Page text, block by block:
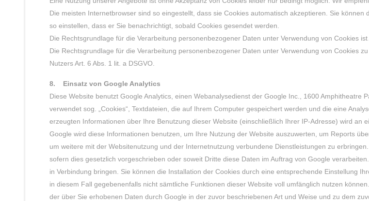
Die meisten Internetbrowser sind so eingestellt, dass sie Cookies automatisch akzeptieren. Sie
so einstellen, dass er Sie benachrichtigt, sobald Cookies gesendet werden.
Die Rechtsgrundlage für die Verarbeitung personenbezogener Daten unter Verwendung von Cookies ist
Die Rechtsgrundlage für die Verarbeitung personenbezogener Daten unter Verwendung von Cookies
Nutzers Art. 6 Abs. 1 lit. a DSGVO.
8. Einsatz von Google Analytics
Diese Website benutzt Google Analytics, einen Webanalysedienst der Google Inc., 1600 Amphitheatre
verwendet sog. „Cookies“, Textdateien, die auf Ihrem Computer gespeichert werden und die eine
erzeugten Informationen über Ihre Benutzung dieser Website (einschließlich Ihrer IP-Adresse) wird an
Google wird diese Informationen benutzen, um Ihre Nutzung der Website auszuwerten, um Reports
um weitere mit der Websitenutzung und der Internetnutzung verbundene Dienstleistungen zu
sofern dies gesetzlich vorgeschrieben oder soweit Dritte diese Daten im Auftrag von Google
in Verbindung bringen. Sie können die Installation der Cookies durch eine entsprechende Einstellung
in diesem Fall gegebenenfalls nicht sämtliche Funktionen dieser Website voll umfänglich nutzen
der über Sie erhobenen Daten durch Google in der zuvor beschriebenen Art und Weise und zu dem